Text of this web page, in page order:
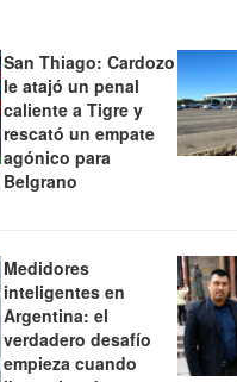
San Thiago: Cardozo
le atajó un penal
caliente a Tigre y
rescató un empate
agónico para
Belgrano
Medidores
inteligentes en
Argentina: el
verdadero desafío
empieza cuando